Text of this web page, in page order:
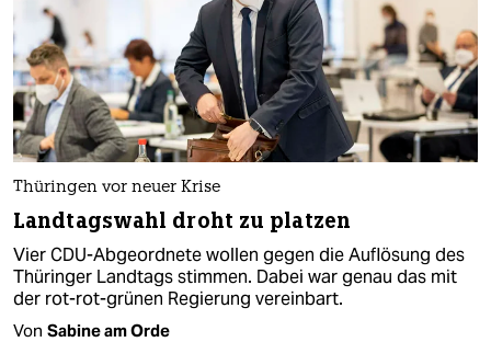
Thüringen vor neuer Krise
Landtagswahl droht zu platzen
Vier CDU-Abgeordnete wollen gegen die Auflösung des
Thüringer Landtags stimmen. Dabei war genau das mit
der rot-rot-grünen Regierung vereinbart.
Von Sabine am Orde